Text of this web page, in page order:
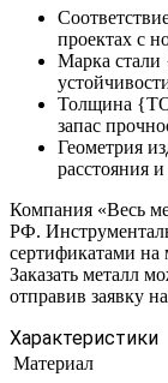
проектах с
Марка стали
Толщина
запас
Геометрия
расстояния
Компания «Весь
РФ.
сертификатами на
Заказать металл
отправив заявку
Характеристики
Материал